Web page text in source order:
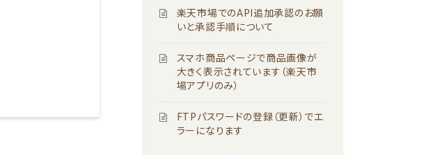
楽天市場でのAPI追加承認のお願
いと承認手順について
スマホ商品ページで商品画像が
大きく表示されています（楽天市
場アプリのみ）
FTPパスワードの登録（更新）でエ
ラーになります